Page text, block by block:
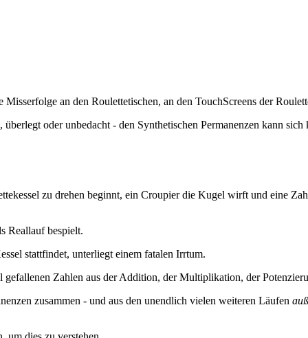
an den Roulettetischen, an den TouchScreens der
, überlegt oder unbedacht - den Synthetischen Permanenzen kann sich
zu drehen beginnt, ein Croupier die Kugel wirft und eine
Reallauf bespielt.
stattfindet, unterliegt einem fatalen Irrtum.
Zahlen aus der Addition, der Multiplikation, der
zusammen - und aus den unendlich vielen weiteren Läufen